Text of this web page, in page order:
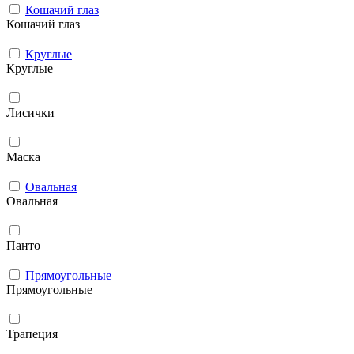
Кошачий глаз
Кошачий глаз
Круглые
Круглые
Лисички
Маска
Овальная
Овальная
Панто
Прямоугольные
Прямоугольные
Трапеция